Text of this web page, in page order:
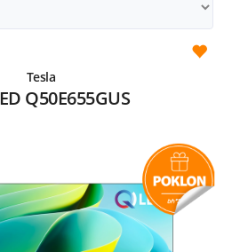
Tesla
Q50E655GUS